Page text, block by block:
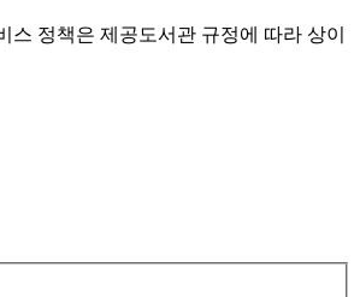
스 정책은 제공도서관 규정에 따라 상이